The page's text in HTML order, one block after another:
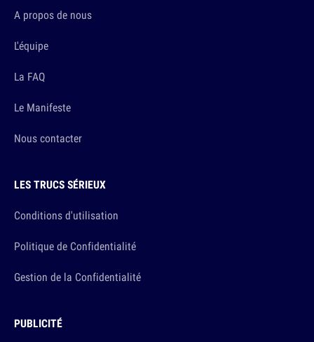
A propos de nous
L'équipe
La FAQ
Le Manifeste
Nous contacter
LES TRUCS SÉRIEUX
Conditions d'utilisation
Politique de Confidentialité
Gestion de la Confidentialité
PUBLICITÉ